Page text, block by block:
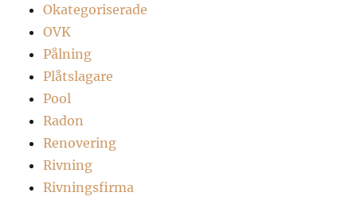
Okategoriserade
OVK
Pålning
Plåtslagare
Pool
Radon
Renovering
Rivning
Rivningsfirma